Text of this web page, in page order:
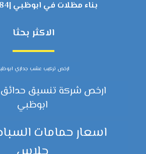
بناء مظلات في ابوظبي |0558466784|
الاكثر بحثا
ارخص تركيب عشب جداري
ارخص شركة تنسيق حدائق
ابوظبي
اسعار حمامات